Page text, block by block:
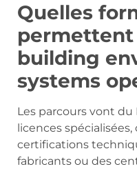
Quelles
building
systems
Les parcours vont
licences
certifications
fabricants ou des